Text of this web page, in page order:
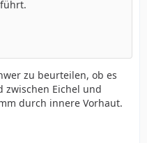
zu beurteilen, ob es
zwischen Eichel und
durch innere Vorhaut.